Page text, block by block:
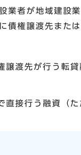
業者が地域建設
権譲渡先また
譲渡先が行う転貸
接行う融資（